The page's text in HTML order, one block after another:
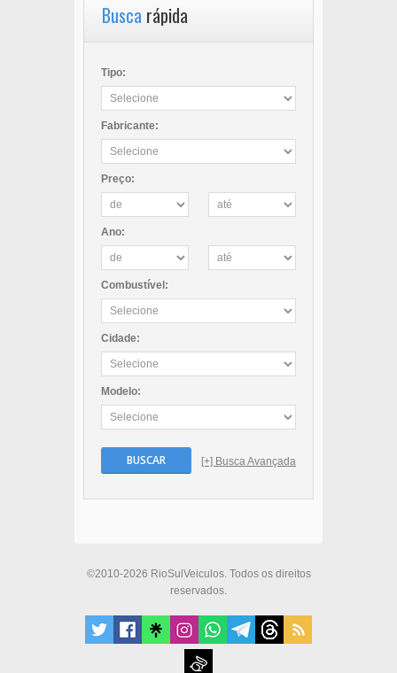
Busca rápida
Tipo:
Fabricante:
Preço:
Ano:
Combustível:
Cidade:
Modelo:
BUSCAR [+] Busca Avançada
©2010-2026 RioSulVeiculos. Todos os direitos
reservados.